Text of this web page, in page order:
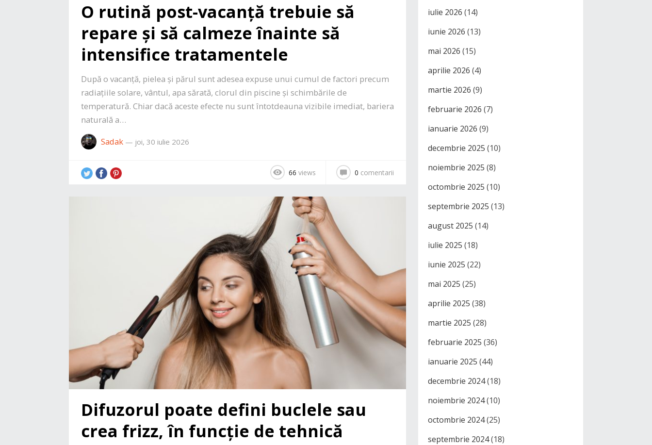
O rutină post-vacanță trebuie să
repare și să calmeze înainte să
intensifice tratamentele
După o vacanță, pielea și părul sunt adesea expuse unui cumul de factori precum
radiațiile solare, vântul, apa sărată, clorul din piscine și schimbările de
temperatură. Chiar dacă aceste efecte nu sunt întotdeauna vizibile imediat, bariera
naturală a…
Sadak — joi, 30 iulie 2026
66 views 0 comentarii
Difuzorul poate defini buclele sau
crea frizz, în funcție de tehnică
iulie 2026 (14)
iunie 2026 (13)
mai 2026 (15)
aprilie 2026 (4)
martie 2026 (9)
februarie 2026 (7)
ianuarie 2026 (9)
decembrie 2025 (10)
noiembrie 2025 (8)
octombrie 2025 (10)
septembrie 2025 (13)
august 2025 (14)
iulie 2025 (18)
iunie 2025 (22)
mai 2025 (25)
aprilie 2025 (38)
martie 2025 (28)
februarie 2025 (36)
ianuarie 2025 (44)
decembrie 2024(18)
noiembrie 2024(10)
octombrie 2024(25)
septembrie 2024(18)